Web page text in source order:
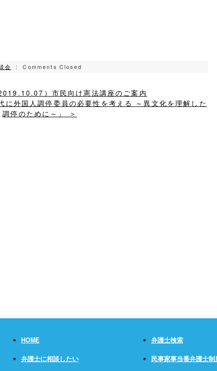
会 ｜Comments Closed
）市民向け憲法講座のご案内
外国人調停委員の必要性を考える ～異文化を理解した
調停のために～」 ＞
HOME
弁護士に相談したい
弁護士検索
民事家事当番弁護士制